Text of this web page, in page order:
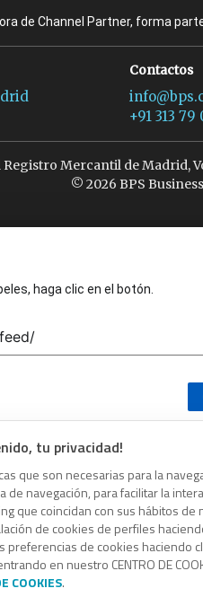
tu privacidad!
que son necesarias para la
navegación, para facilitar la
que coincidan con sus hábitos de
de cookies de perfiles
preferencias de cookies haciendo
en nuestro CENTRO DE
COOKIES.
de Channel Partner, forma
Contactos
+91 313 79
Mercantil de Madrid,
© 2026 BPS
haga clic en el botón.
haga clic en el botón.